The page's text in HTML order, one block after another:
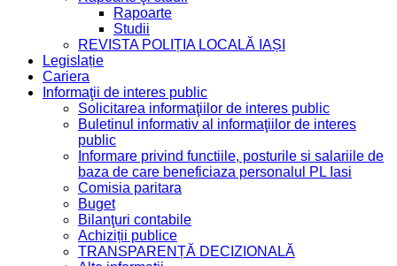
Rapoarte
Studii
REVISTA POLIȚIA LOCALĂ IAȘI
Legislație
Cariera
Informaţii de interes public
Solicitarea informaţiilor de interes public
Buletinul informativ al informaţiilor de interes
public
Informare privind functiile, posturile si salariile de
baza de care beneficiaza personalul PL Iasi
Comisia paritara
Buget
Bilanţuri contabile
Achiziții publice
TRANSPARENȚĂ DECIZIONALĂ